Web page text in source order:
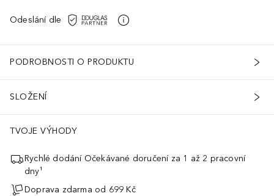
Odeslání dle
PODROBNOSTI O PRODUKTU
SLOŽENÍ
TVOJE VÝHODY
Rychlé dodání Očekávané doručení za 1 až 2 pracovní
dny¹
Doprava zdarma od 699 Kč